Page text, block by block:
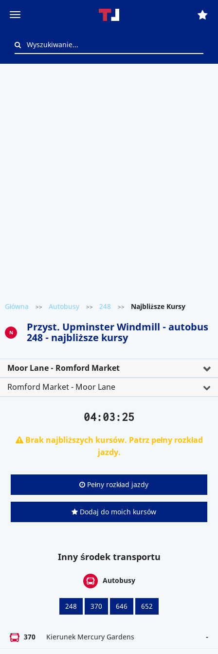
Główna >> Autobusy >> 248 >> Najbliższe Kursy
N
Przyst. Upminster Windmill - autobus
248 - najbliższe kursy
Moor Lane - Romford Market
Romford Market - Moor Lane
04:03:25
Brak najbliższych kursów. Patrz pełny rozkład
jazdy.
Pełny rozkład jazdy
Dodaj do moich kursów
Inny środek transportu
Autobusy
248 370 646 652
370 Kierunek Mercury Gardens -